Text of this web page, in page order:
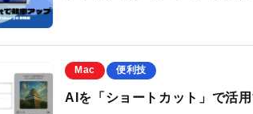
Mac 便利技
AIを「ショートカット」で活